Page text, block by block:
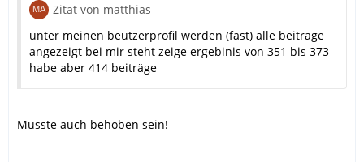
Zitat von matthias
unter meinen beutzerprofil werden (fast) alle beiträge
angezeigt bei mir steht zeige ergebinis von 351 bis 373
habe aber 414 beiträge
Müsste auch behoben sein!